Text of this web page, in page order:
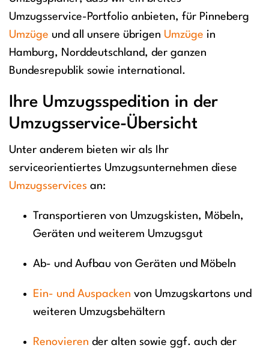
Umzugsservice-Portfolio anbieten, für Pinneberg
Umzüge und all unsere übrigen Umzüge in
Hamburg, Norddeutschland, der ganzen
Bundesrepublik sowie international.
Ihre Umzugsspedition in der
Umzugsservice-Übersicht
Unter anderem bieten wir als Ihr
serviceorientiertes Umzugsunternehmen diese
Umzugsservices an:
Transportieren von Umzugskisten, Möbeln,
Geräten und weiterem Umzugsgut
Ab- und Aufbau von Geräten und Möbeln
Ein- und Auspacken von Umzugskartons und
weiteren Umzugsbehältern
Renovieren der alten sowie ggf. auch der